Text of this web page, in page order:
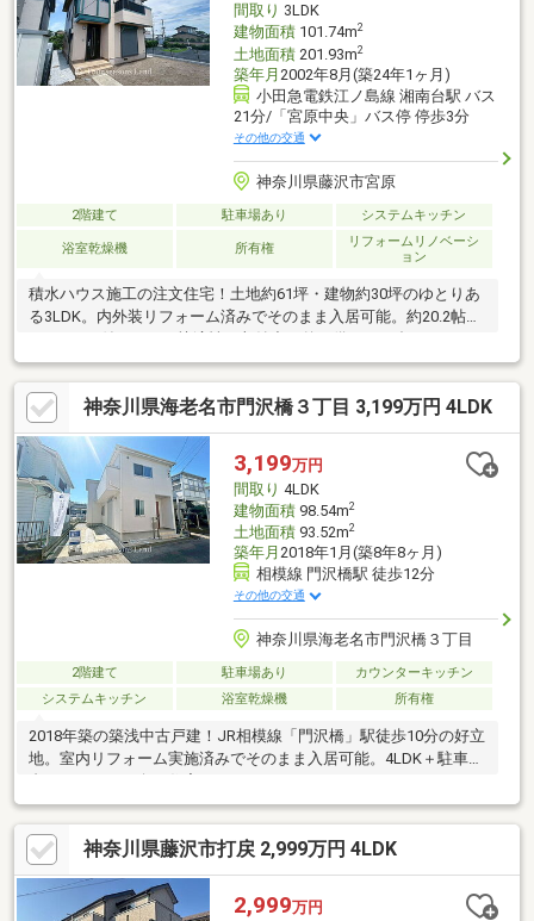
間取り 3LDK
建物面積101.74m2
土地面積201.93m2
築年月 2002年8月(築24年1ヶ月)
小田急電鉄江ノ島線 湘南台駅 バス
21分/「宮原中央」バス停 停歩3分
その他の交通
神奈川県藤沢市宮原
2階建て 駐車場あり システムキッチン
浴室乾燥機 所有権
リフォームリノベーシ
ョン
積水ハウス施工の注文住宅！土地約61坪・建物約30坪のゆとりあ
る3LDK。内外装リフォーム済みでそのまま入居可能。約20.2帖の
神奈川県海老名市門沢橋３丁目 3,199万円 4LDK
3,199万円
間取り 4LDK
建物面積98.54m2
土地面積93.52m2
築年月 2018年1月(築8年8ヶ月)
相模線 門沢橋駅 徒歩12分
その他の交通
神奈川県海老名市門沢橋３丁目
2階建て 駐車場あり
カウンターキッチン
システムキッチン
浴室乾燥機 所有権
2018年築の築浅中古戸建！JR相模線「門沢橋」駅徒歩10分の好立
地。室内リフォーム実施済みでそのまま入居可能。4LDK＋駐車1
神奈川県藤沢市打戻 2,999万円 4LDK
2,999万円